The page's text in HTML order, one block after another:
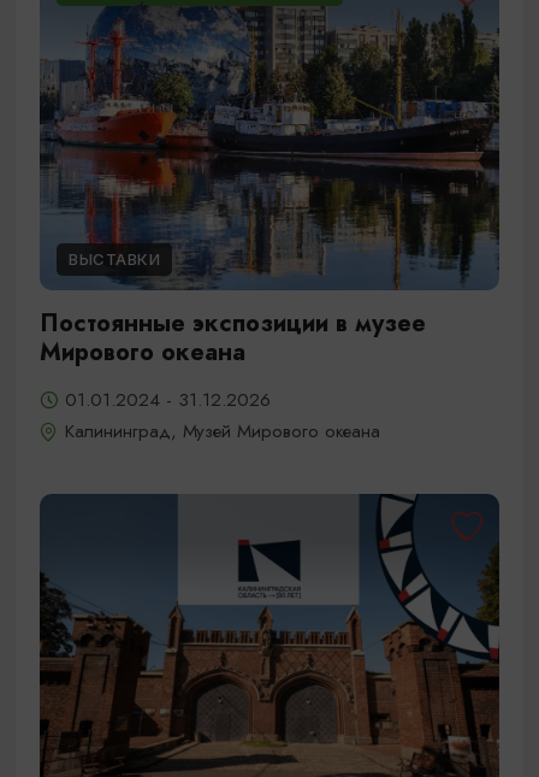
ВЫСТАВКИ
Постоянные экспозиции в музее
Мирового океана
01.01.2024 - 31.12.2026
Калининград, Музей Мирового океана